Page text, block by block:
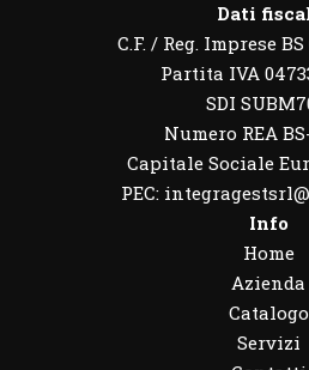
Dati
C.F. / Reg. Imprese
Partita IVA
SDI
Numero REA
Capitale Sociale
PEC:
Info
Home
Azienda
Catalogo
Servizi